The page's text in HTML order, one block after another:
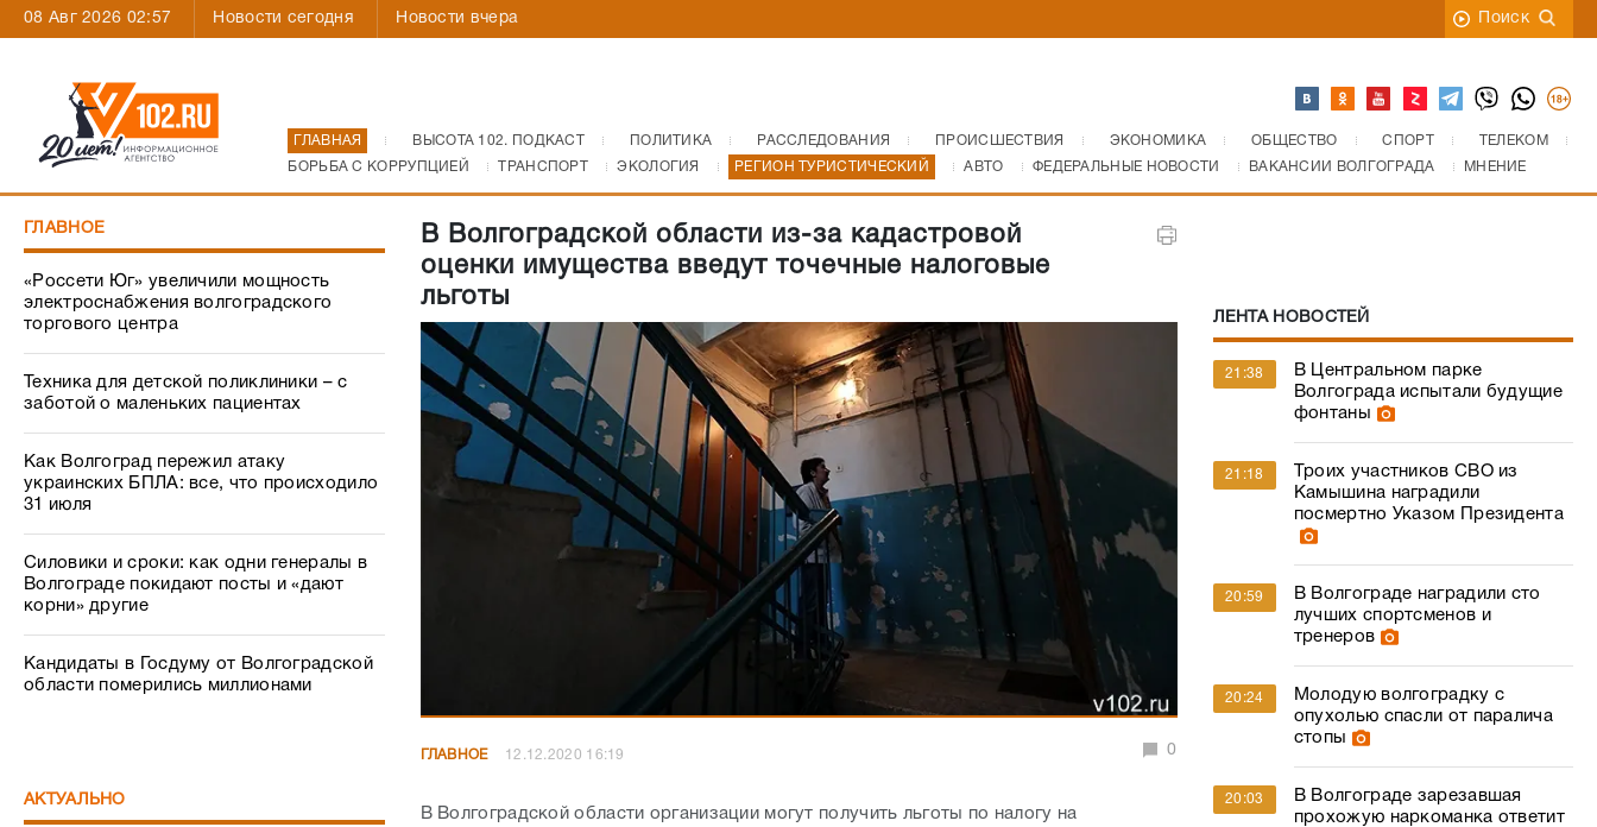
08 Авг 2026 02:57 Новости сегодня Новости вчера Поиск
ГЛАВНАЯ ВЫСОТА 102. ПОДКАСТ ПОЛИТИКА РАССЛЕДОВАНИЯ ПРОИСШЕСТВИЯ ЭКОНОМИКА ОБЩЕСТВО СПОРТ
ТЕЛЕКОМ
БОРЬБА С КОРРУПЦИЕЙ
ТРАНСПОРТ ЭКОЛОГИЯ РЕГИОН ТУРИСТИЧЕСКИЙ АВТО ФЕДЕРАЛЬНЫЕ НОВОСТИ ВАКАНСИИ ВОЛГОГРАДА МНЕНИЕ
ГЛАВНОЕ
«Россети Юг» увеличили мощность
электроснабжения волгоградского
торгового центра
Техника для детской поликлиники – с
заботой о маленьких пациентах
Как Волгоград пережил атаку
украинских БПЛА: все, что происходило
31 июля
Силовики и сроки: как одни генералы в
Волгограде покидают посты и «дают
корни» другие
Кандидаты в Госдуму от Волгоградской
области померились миллионами
АКТУАЛЬНО
В Волгоградской области из-за кадастровой
оценки имущества введут точечные налоговые
льготы
ГЛАВНОЕ 12.12.2020 16:19 0
В Волгоградской области организации могут получить льготы по налогу на
ЛЕНТА НОВОСТЕЙ
21:38
В Центральном парке
Волгограда испытали будущие
фонтаны
21:18
Троих участников СВО из
Камышина наградили
посмертно Указом Президента
20:59
В Волгограде наградили сто
лучших спортсменов и
тренеров
20:24
Молодую волгоградку с
опухолью спасли от паралича
стопы
20:03
В Волгограде зарезавшая
прохожую наркоманка ответит